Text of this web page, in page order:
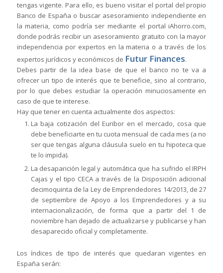
tengas vigente. Para ello, es bueno visitar el portal del propio
Banco de España o buscar asesoramiento independiente en
la materia, como podría ser mediante el portal iAhorro.com,
donde podrás recibir un asesoramiento gratuito con la mayor
independencia por expertos en la materia o a través de los
expertos jurídicos y económicos de Futur Finances.
Debes partir de la idea base de que el banco no te va a
ofrecer un tipo de interés que te beneficie, sino al contrario,
por lo que debes estudiar la operación minuciosamente en
caso de que te interese.
Hay que tener en cuenta actualmente dos aspectos:
La baja cotización del Euribor en el mercado, cosa que
debe beneficiarte en tu cuota mensual de cada mes (a no
ser que tengas alguna cláusula suelo en tu hipoteca que
te lo impida).
La desaparición legal y automática que ha sufrido el IRPH
Cajas y el tipo CECA a través de la Disposición adicional
decimoquinta de la Ley de Emprendedores 14/2013, de 27
de septiembre de Apoyo a los Emprendedores y a su
internacionalización, de forma que a partir del 1 de
noviembre han dejado de actualizarse y publicarse y han
desaparecido oficial y completamente.
Los índices de tipo de interés que quedaran vigentes en
España serán: